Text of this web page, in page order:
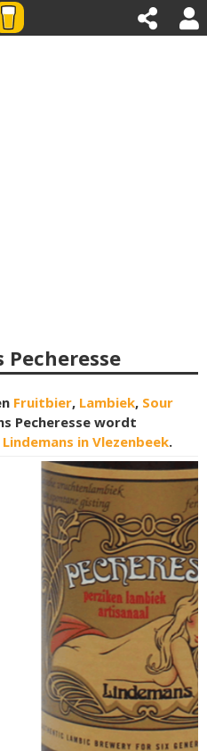
Pecheresse
Fruitbier, Lambiek, Sour
Pecheresse wordt
in Vlezenbeek.